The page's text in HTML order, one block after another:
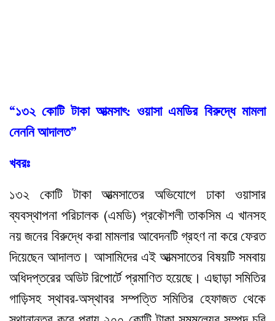
“১৩২ কোটি টাকা আত্মসাৎ: ওয়াসা এমডির বিরুদ্ধে মামলা
নেননি আদালত”
খবরঃ
১৩২ কোটি টাকা আত্মসাতের অভিযোগে ঢাকা ওয়াসার
ব্যবস্থাপনা পরিচালক (এমডি) প্রকৌশলী তাকসিম এ খানসহ
নয় জনের বিরুদ্ধে করা মামলার আবেদনটি গ্রহণ না করে ফেরত
দিয়েছেন আদালত। আসামিদের এই আত্মসাতের বিষয়টি সমবায়
অধিদপ্তরের অডিট রিপোর্টে প্রমাণিত হয়েছে। এছাড়া সমিতির
গাড়িসহ স্থাবর-অস্থাবর সম্পত্তি সমিতির হেফাজত থেকে